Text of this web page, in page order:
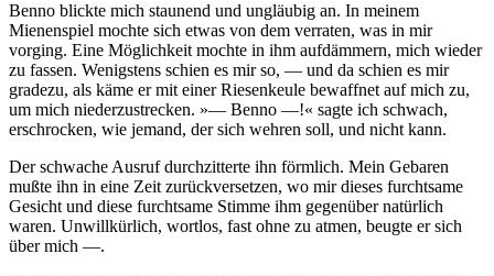
Benno blickte mich staunend und ungläubig an. In meinem
Mienenspiel mochte sich etwas von dem verraten, was in mir
vorging. Eine Möglichkeit mochte in ihm aufdämmern, mich wieder
zu fassen. Wenigstens schien es mir so, — und da schien es mir
gradezu, als käme er mit einer Riesenkeule bewaffnet auf mich zu,
um mich niederzustrecken. »— Benno —!« sagte ich schwach,
erschrocken, wie jemand, der sich wehren soll, und nicht kann.
Der schwache Ausruf durchzitterte ihn förmlich. Mein Gebaren
mußte ihn in eine Zeit zurückversetzen, wo mir dieses furchtsame
Gesicht und diese furchtsame Stimme ihm gegenüber natürlich
waren. Unwillkürlich, wortlos, fast ohne zu atmen, beugte er sich
über mich —.